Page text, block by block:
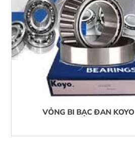
VỎNG BI BẠC ĐAN KOYO